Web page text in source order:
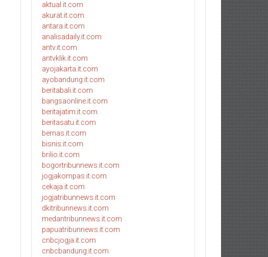
aktual.it.com
akurat.it.com
antara.it.com
analisadaily.it.com
antv.it.com
antvklik.it.com
ayojakarta.it.com
ayobandung.it.com
beritabali.it.com
bangsaonline.it.com
beritajatim.it.com
beritasatu.it.com
bernas.it.com
bisnis.it.com
brilio.it.com
bogortribunnews.it.com
jogjakompas.it.com
cekaja.it.com
jogjatribunnews.it.com
dkitribunnews.it.com
medantribunnews.it.com
papuatribunnews.it.com
cnbcjogja.it.com
cnbcbandung.it.com